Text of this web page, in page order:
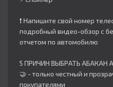
❗️ Напишите свой номер
подробный видео-обзор с
отчетом по автомобилю
5 ПРИЧИН ВЫБРАТЬ АБАКАН
🤝 - только честный и
покупателями